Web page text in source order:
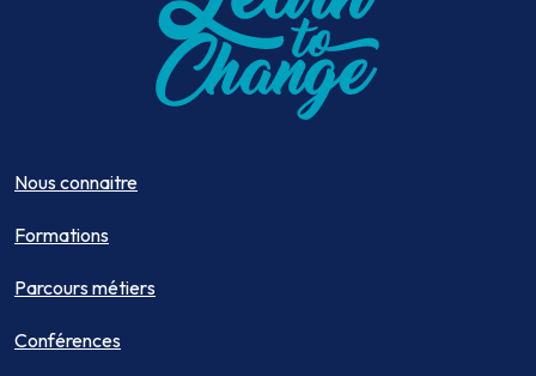
Nous connaitre
Formations
Parcours métiers
Conférences